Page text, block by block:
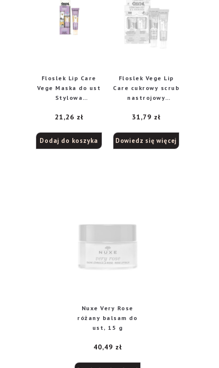
Floslek Lip Care
Vege Maska do ust
Stylowa
21,26 zł
Dodaj do koszyka
Floslek Vege Lip
Care cukrowy scrub
nastrojowy
maska do ust
14 g
31,79 zł
Dowiedz się więcej
Nuxe Very Rose
różany balsam do
ust, 15 g
40,49 zł